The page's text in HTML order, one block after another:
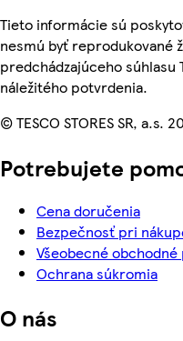
Tieto informácie sú
nesmú byť reprodukované
predchádzajúceho súhlasu
náležitého potvrdenia.
© TESCO STORES SR, a.s.
Potrebujete
Cena doručenia
Bezpečnosť pri
Všeobecné
Ochrana súkromia
O nás